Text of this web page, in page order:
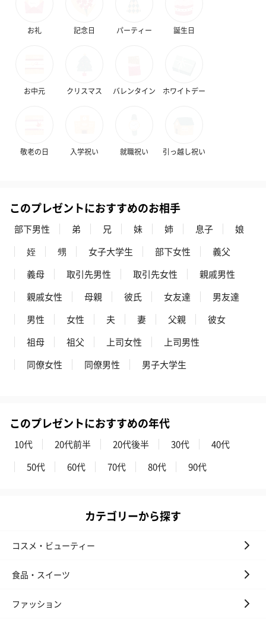
お礼 記念日 パーティー 誕生日
お中元 クリスマス バレンタイン ホワイトデー
敬老の日 入学祝い 就職祝い 引っ越し祝い
このプレゼントにおすすめのお相手
部下男性 弟 兄 妹 姉 息子
娘
姪
甥 女子大学生 部下女性
義父
義母
取引先男性 取引先女性
親戚男性
親戚女性
母親 彼氏 女友達
男友達
男性
女性 夫 妻 父親
彼女
祖母
祖父 上司女性
上司男性
同僚女性
同僚男性 男子大学生
このプレゼントにおすすめの年代
10代 20代前半 20代後半 30代
40代
50代
60代 70代 80代 90代
カテゴリーから探す
コスメ・ビューティー
食品・スイーツ
ファッション